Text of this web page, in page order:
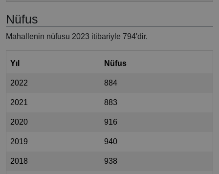
Nüfus
Mahallenin nüfusu 2023 itibariyle 794'dir.
Yıl Nüfus
2022 884
2021 883
2020 916
2019 940
2018 938